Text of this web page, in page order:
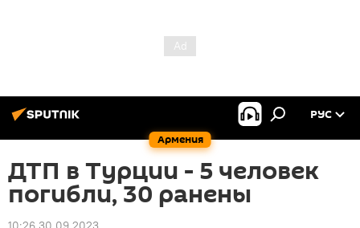
Армения
РУС
ДТП в Турции - 5 человек
погибли, 30 ранены